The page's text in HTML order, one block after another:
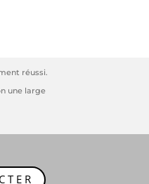
réussi.
une large